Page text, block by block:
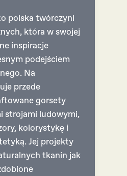
polska twórczyni
która w swojej
inspiracje
podejściem
Na
przede
gorsety
strojami ludowymi,
kolorystykę i
Jej projekty
tkanin jak